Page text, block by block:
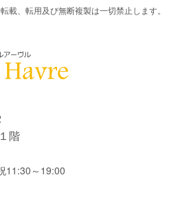
載、転用及び無断複製は一切禁止します。
階
11:30～19:00